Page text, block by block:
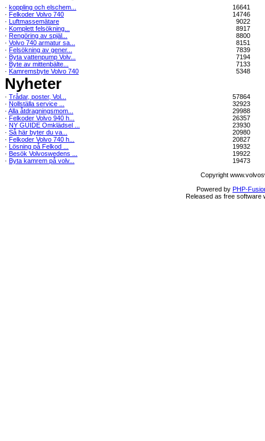
· koppling och elschem...
16641
· Felkoder Volvo 740
14746
· Luftmassemätare
9022
· Komplett felsökning...
8917
· Rengöring av spjäl...
8800
· Volvo 740 armatur sa...
8151
· Felsökning av gener...
7839
· Byta vattenpump Volv...
7194
· Byte av mittenbälte...
7133
· Kamremsbyte Volvo 740 5348
Nyheter
· Trådar, poster, Vol...
57864
· Nollställa service ...
32923
· Alla åtdragningsmom...
29988
· Felkoder Volvo 940 h...
26357
· NY GUIDE Omklädsel ...
23930
· Så här byter du va...
20980
· Felkoder Volvo 740 h...
20827
· Lösning på Felkod ...
19932
· Besök Volvoswedens ...
19922
· Byta kamrem på volv... 19473
Copyright
Powered by PHP-
Released as free software